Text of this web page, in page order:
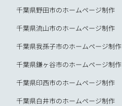
千葉県野田市のホームページ制作
千葉県流山市のホームページ制作
千葉県我孫子市のホームページ制作
千葉県鎌ヶ谷市のホームページ制作
千葉県印西市のホームページ制作
千葉県白井市のホームページ制作